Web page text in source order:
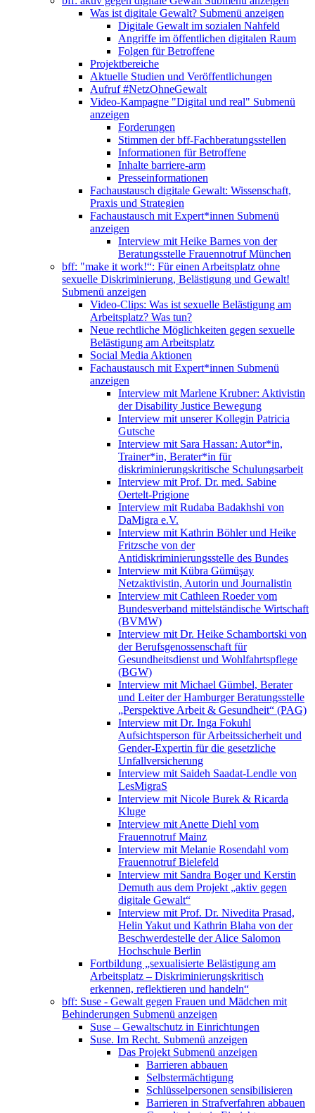
Was ist digitale Gewalt? Submenü anzeigen
Digitale Gewalt im sozialen Nahfeld
Angriffe im öffentlichen digitalen Raum
Folgen für Betroffene
Projektbereiche
Aktuelle Studien und Veröffentlichungen
Aufruf #NetzOhneGewalt
Video-Kampagne "Digital und real" Submenü
anzeigen
Forderungen
Stimmen der bff-Fachberatungsstellen
Informationen für Betroffene
Inhalte barriere-arm
Presseinformationen
Fachaustausch digitale Gewalt: Wissenschaft,
Praxis und Strategien
Fachaustausch mit Expert*innen Submenü
anzeigen
Interview mit Heike Barnes von der
Beratungsstelle Frauennotruf München
bff: "make it work!“: Für einen Arbeitsplatz ohne
sexuelle Diskriminierung, Belästigung und Gewalt!
Submenü anzeigen
Video-Clips: Was ist sexuelle Belästigung am
Arbeitsplatz? Was tun?
Neue rechtliche Möglichkeiten gegen sexuelle
Belästigung am Arbeitsplatz
Social Media Aktionen
Fachaustausch mit Expert*innen Submenü
anzeigen
Interview mit Marlene Krubner: Aktivistin
der Disability Justice Bewegung
Interview mit unserer Kollegin Patricia
Gutsche
Interview mit Sara Hassan: Autor*in,
Trainer*in, Berater*in für
diskriminierungskritische Schulungsarbeit
Interview mit Prof. Dr. med. Sabine
Oertelt-Prigione
Interview mit Rudaba Badakhshi von
DaMigra e.V.
Interview mit Kathrin Böhler und Heike
Fritzsche von der
Antidiskriminierungsstelle des Bundes
Interview mit Kübra Gümüşay
Netzaktivistin, Autorin und Journalistin
Interview mit Cathleen Roeder vom
Bundesverband mittelständische Wirtschaft
(BVMW)
Interview mit Dr. Heike Schambortski von
der Berufsgenossenschaft für
Gesundheitsdienst und Wohlfahrtspflege
(BGW)
Interview mit Michael Gümbel, Berater
und Leiter der Hamburger Beratungsstelle
„Perspektive Arbeit & Gesundheit“ (PAG)
Interview mit Dr. Inga Fokuhl
Aufsichtsperson für Arbeitssicherheit und
Gender-Expertin für die gesetzliche
Unfallversicherung
Interview mit Saideh Saadat-Lendle von
LesMigraS
Interview mit Nicole Burek & Ricarda
Kluge
Interview mit Anette Diehl vom
Frauennotruf Mainz
Interview mit Melanie Rosendahl vom
Frauennotruf Bielefeld
Interview mit Sandra Boger und Kerstin
Demuth aus dem Projekt „aktiv gegen
digitale Gewalt“
Interview mit Prof. Dr. Nivedita Prasad,
Helin Yakut und Kathrin Blaha von der
Beschwerdestelle der Alice Salomon
Hochschule Berlin
Fortbildung „sexualisierte Belästigung am
Arbeitsplatz – Diskriminierungskritisch
erkennen, reflektieren und handeln“
bff: Suse - Gewalt gegen Frauen und Mädchen mit
Behinderungen Submenü anzeigen
Suse – Gewaltschutz in Einrichtungen
Suse. Im Recht. Submenü anzeigen
Das Projekt Submenü anzeigen
Barrieren abbauen
Selbstermächtigung
Schlüsselpersonen sensibilisieren
Barrieren in Strafverfahren abbauen